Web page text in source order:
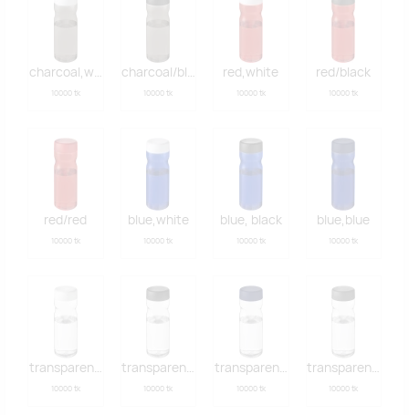
charcoal,white
10000 tk
charcoal/black
10000 tk
red,white
10000 tk
red/black
10000 tk
red/red
10000 tk
blue,white
10000 tk
blue, black
10000 tk
blue,blue
10000 tk
transparent clear,white
10000 tk
transparentclearblack
10000 tk
transparent clear,blue
10000 tk
transparent
10000 tk